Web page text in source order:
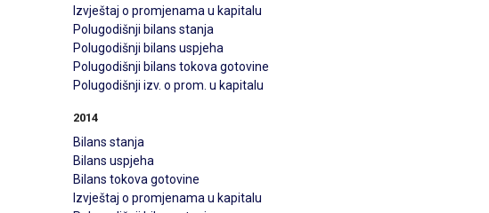
Izvještaj o promjenama u kapitalu
Polugodišnji bilans stanja
Polugodišnji bilans uspjeha
Polugodišnji bilans tokova gotovine
Polugodišnji izv. o prom. u kapitalu
2014
Bilans stanja
Bilans uspjeha
Bilans tokova gotovine
Izvještaj o promjenama u kapitalu